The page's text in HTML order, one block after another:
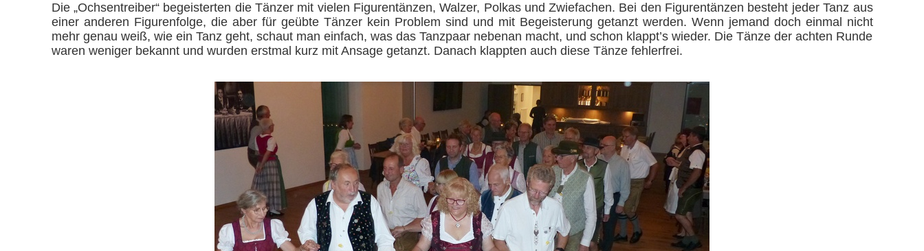
Die „Ochsentreiber“ begeisterten die Tänzer mit vielen Figurentänzen, Walzer, Polkas und Zwiefachen. Bei den Figurentänzen besteht jeder Tanz aus
einer anderen Figurenfolge, die aber für geübte Tänzer kein Problem sind und mit Begeisterung getanzt werden. Wenn jemand doch einmal nicht
mehr genau weiß, wie ein Tanz geht, schaut man einfach, was das Tanzpaar nebenan macht, und schon klappt’s wieder. Die Tänze der achten Runde
waren weniger bekannt und wurden erstmal kurz mit Ansage getanzt. Danach klappten auch diese Tänze fehlerfrei.